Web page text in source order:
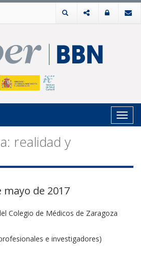
realidad y
de 2017
Colegio de Médicos de Zaragoza
e investigadores)